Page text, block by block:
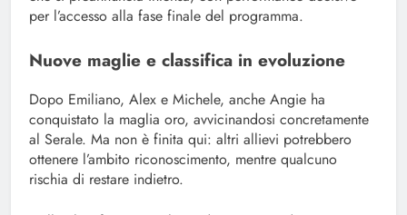
per l’accesso alla fase finale del programma.
Nuove maglie e classifica in evoluzione
Dopo Emiliano, Alex e Michele, anche Angie ha
conquistato la maglia oro, avvicinandosi concretamente
al Serale. Ma non è finita qui: altri allievi potrebbero
ottenere l’ambito riconoscimento, mentre qualcuno
rischia di restare indietro.